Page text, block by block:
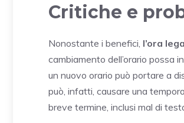
Critiche e
Nonostante i benefici, l’ora
cambiamento dell’orario possa
un nuovo orario può portare a
può, infatti, causare una
breve termine, inclusi mal di